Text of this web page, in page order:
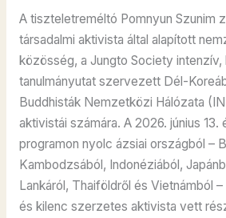
A tiszteletreméltó Pomnyun Szunim
társadalmi aktivista által alapított
közösség, a Jungto Society intenzív,
tanulmányutat szervezett Dél-
Buddhisták Nemzetközi Hálózata
aktivistái számára. A 2026. június 13.
programon nyolc ázsiai országból –
Kambodzsából, Indonéziából,
Lankáról, Thaiföldről és Vietnámból
és kilenc szerzetes aktivista vett